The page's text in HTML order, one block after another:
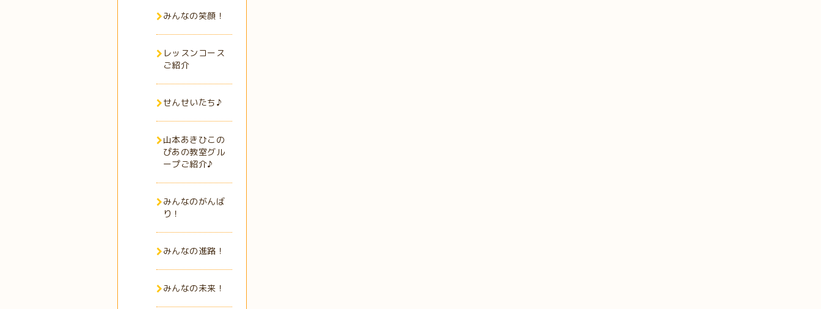
みんなの笑顔！
レッスンコース
ご紹介
せんせいたち♪
山本あきひこの
ぴあの教室グル
ープご紹介♪
みんなのがんば
り！
みんなの進路！
みんなの未来！